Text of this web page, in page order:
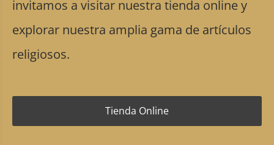
invitamos a visitar nuestra tienda online y
explorar nuestra amplia gama de artículos
religiosos.
Tienda Online